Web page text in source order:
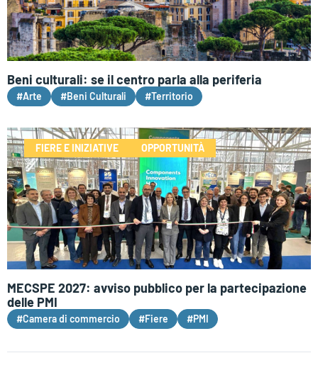
Beni culturali: se il centro parla alla periferia
#Arte #Beni Culturali #Territorio
FIERE E INIZIATIVE OPPORTUNITÀ
MECSPE 2027: avviso pubblico per la partecipazione
delle PMI
#Camera di commercio #Fiere #PMI